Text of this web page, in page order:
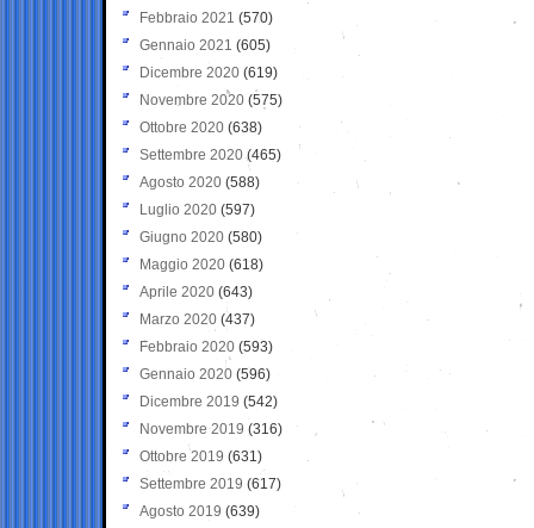
Febbraio 2021 (570)
Gennaio 2021 (605)
Dicembre 2020 (619)
Novembre 2020 (575)
Ottobre 2020 (638)
Settembre 2020(465)
Agosto 2020 (588)
Luglio 2020 (597)
Giugno 2020 (580)
Maggio 2020 (618)
Aprile 2020 (643)
Marzo 2020 (437)
Febbraio 2020 (593)
Gennaio 2020 (596)
Dicembre 2019 (542)
Novembre 2019 (316)
Ottobre 2019 (631)
Settembre 2019 (617)
Agosto 2019 (639)